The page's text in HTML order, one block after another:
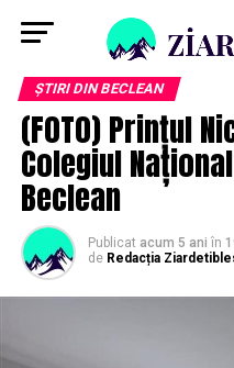
ȘTIRI DIN BECLEAN
(F0T0) Prințul
Colegiul
Beclean
Publicat acum 5 ani în
de Redacția